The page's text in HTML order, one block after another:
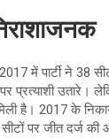
में पार्टी ने 38
पर प्रत्याशी
मिली है। 2017 के
पर जीत दर्ज की